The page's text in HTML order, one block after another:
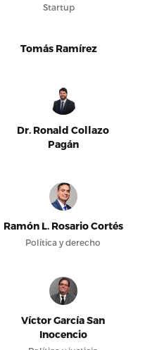
Startup
Tomás Ramírez
Dr. Ronald Collazo
Pagán
Ramón L. Rosario Cortés
Política y derecho
Víctor García San
Inocencio